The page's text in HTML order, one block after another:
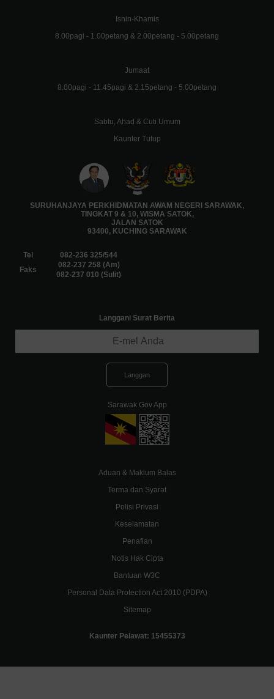
Isnin-Khamis
8.00pagi - 1.00petang & 2.00petang - 5.00petang
Jumaat
8.00pagi - 11.45pagi & 2.15petang - 5.00petang
Sabtu, Ahad & Cuti Umum
Kaunter Tutup
SURUHANJAYA PERKHIDMATAN AWAM NEGERI SARAWAK,
TINGKAT 9 & 10, WISMA SATOK,
JALAN SATOK
93400, KUCHING SARAWAK
Tel
082-236 325/544
Faks
082-237 258 (Am)
082-237 010 (Sulit)
Langgani Surat Berita
Sarawak Gov App
Aduan & Maklum Balas
Terma dan Syarat
Polisi Privasi
Keselamatan
Penafian
Notis Hak Cipta
Bantuan W3C
Personal Data Protection Act 2010 (PDPA)
Sitemap
Kaunter Pelawat: 15455373